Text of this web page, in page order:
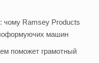
чому Ramsey Products
машин
поможет грамотный